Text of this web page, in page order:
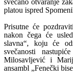
svečano otvaranje
platou ispred
Prisutne će
nakon čega će
slavna“, koju će
svečanosti
Milosavljević i
ansambl „Fenečki